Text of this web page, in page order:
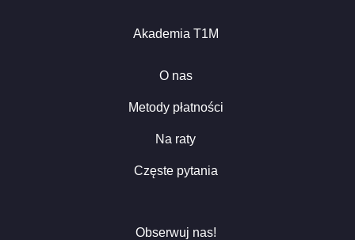
Akademia T1M
O nas
Metody płatności
Na raty
Częste pytania
Obserwuj nas!